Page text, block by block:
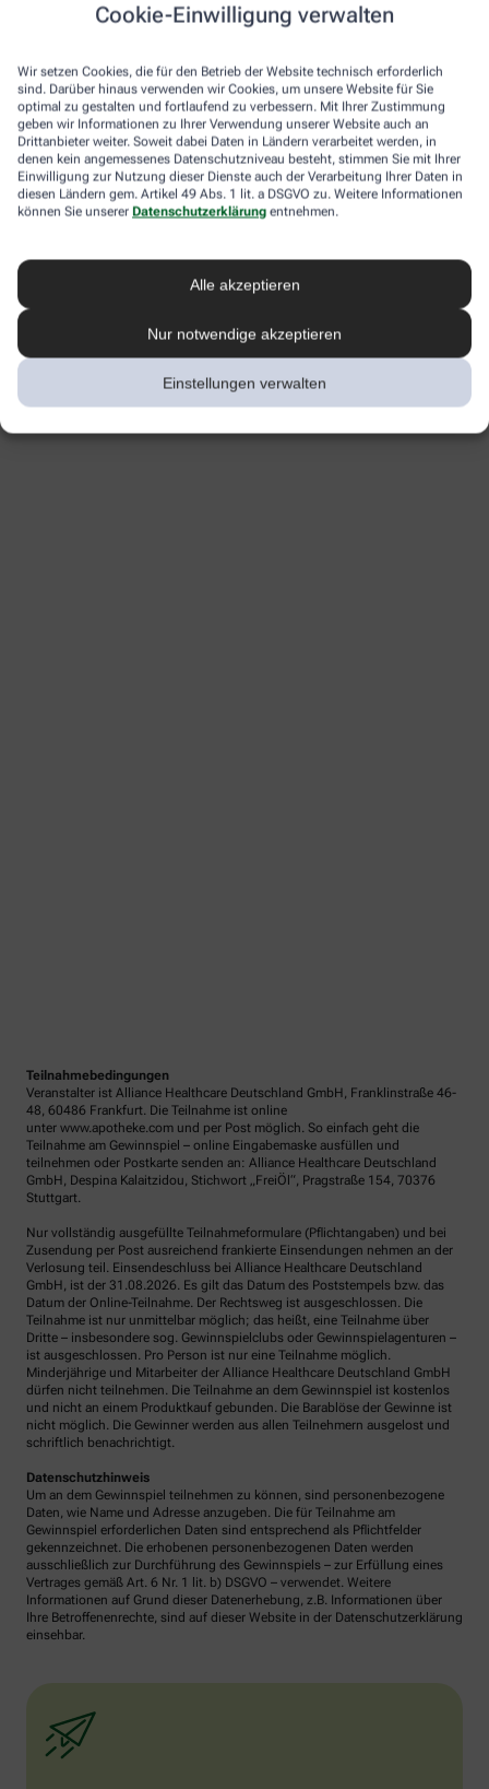
Cookie-Einwilligung verwalten
Wir setzen Cookies, die für den Betrieb der Website technisch erforderlich
sind. Darüber hinaus verwenden wir Cookies, um unsere Website für Sie
optimal zu gestalten und fortlaufend zu verbessern. Mit Ihrer Zustimmung
geben wir Informationen zu Ihrer Verwendung unserer Website auch an
Drittanbieter weiter. Soweit dabei Daten in Ländern verarbeitet werden, in
denen kein angemessenes Datenschutzniveau besteht, stimmen Sie mit Ihrer
Einwilligung zur Nutzung dieser Dienste auch der Verarbeitung Ihrer Daten in
diesen Ländern gem. Artikel 49 Abs. 1 lit. a DSGVO zu. Weitere Informationen
können Sie unserer Datenschutzerklärung entnehmen.
Alle akzeptieren
Nur notwendige akzeptieren
Einstellungen verwalten
Teilnahmebedingungen
Veranstalter ist Alliance Healthcare Deutschland GmbH, Franklinstraße 46-
48, 60486 Frankfurt. Die Teilnahme ist online
unter www.apotheke.com und per Post möglich. So einfach geht die
Teilnahme am Gewinnspiel – online Eingabemaske ausfüllen und
teilnehmen oder Postkarte senden an: Alliance Healthcare Deutschland
GmbH, Despina Kalaitzidou, Stichwort „FreiÖl“, Pragstraße 154, 70376
Stuttgart.
Nur vollständig ausgefüllte Teilnahmeformulare (Pflichtangaben) und bei
Zusendung per Post ausreichend frankierte Einsendungen nehmen an der
Verlosung teil. Einsendeschluss bei Alliance Healthcare Deutschland
GmbH, ist der 31.08.2026. Es gilt das Datum des Poststempels bzw. das
Datum der Online-Teilnahme. Der Rechtsweg ist ausgeschlossen. Die
Teilnahme ist nur unmittelbar möglich; das heißt, eine Teilnahme über
Dritte – insbesondere sog. Gewinnspielclubs oder Gewinnspielagenturen –
ist ausgeschlossen. Pro Person ist nur eine Teilnahme möglich.
Minderjährige und Mitarbeiter der Alliance Healthcare Deutschland GmbH
dürfen nicht teilnehmen. Die Teilnahme an dem Gewinnspiel ist kostenlos
und nicht an einem Produktkauf gebunden. Die Barablöse der Gewinne ist
nicht möglich. Die Gewinner werden aus allen Teilnehmern ausgelost und
schriftlich benachrichtigt.
Datenschutzhinweis
Um an dem Gewinnspiel teilnehmen zu können, sind personenbezogene
Daten, wie Name und Adresse anzugeben. Die für Teilnahme am
Gewinnspiel erforderlichen Daten sind entsprechend als Pflichtfelder
gekennzeichnet. Die erhobenen personenbezogenen Daten werden
ausschließlich zur Durchführung des Gewinnspiels – zur Erfüllung eines
Vertrages gemäß Art. 6 Nr. 1 lit. b) DSGVO – verwendet. Weitere
Informationen auf Grund dieser Datenerhebung, z.B. Informationen über
Ihre Betroffenenrechte, sind auf dieser Website in der Datenschutzerklärung
einsehbar.